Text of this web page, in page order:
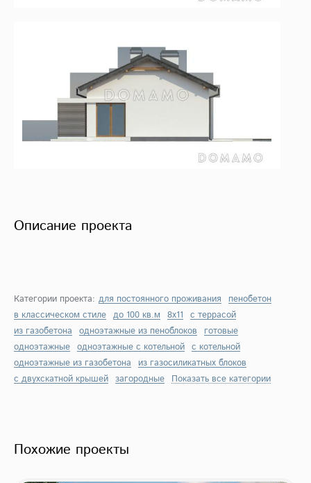
Описание проекта
Категории проекта: для постоянного проживания
пенобетон
в классическом стиле до 100 кв.м 8х11 с террасой
из газобетона одноэтажные из пеноблоков
готовые
одноэтажные одноэтажные с котельной с котельной
одноэтажные из газобетона
из газосиликатных блоков
с двухскатной крышей загородные Показать все категории
Похожие проекты